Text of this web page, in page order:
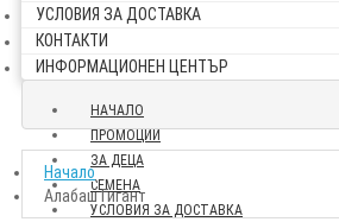
УСЛОВИЯ ЗА ДОСТАВКА
КОНТАКТИ
ИНФОРМАЦИОНЕН ЦЕНТЪР
НАЧАЛО
ПРОМОЦИИ
ЗА ДЕЦА
СЕМЕНА
УСЛОВИЯ ЗА ДОСТАВКА
Начало
Алабаш Гигант